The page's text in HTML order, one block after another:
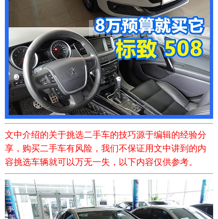
文中介绍的关于挑选二手车的技巧源于编辑的经验分
享，购买二手车有风险，我们不保证用文中讲到的内
容挑选车辆就可以万无一失，以下内容仅供参考。